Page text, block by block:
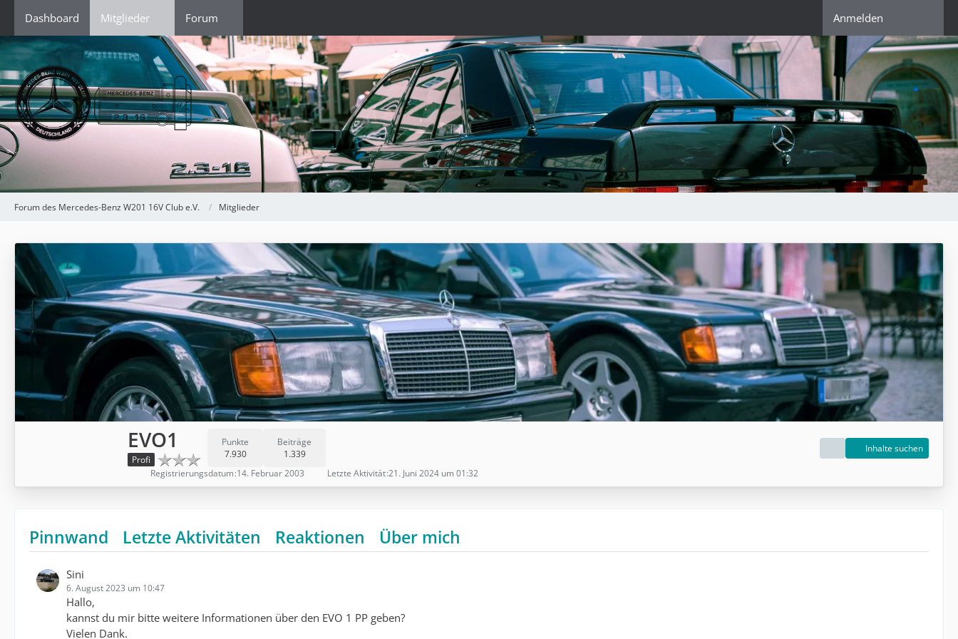
Dashboard Mitglieder Forum Anmelden
Forum des Mercedes-Benz W201 16V Club e.V. Mitglieder
EVO1
Profi
Punkte
7.930
Beiträge
1.339
Inhalte suchen
Registrierungsdatum 14. Februar 2003 Letzte Aktivität 21. Juni 2024 um 01:32
Pinnwand Letzte Aktivitäten Reaktionen Über mich
Sini
6. August 2023 um 10:47
Hallo,
kannst du mir bitte weitere Informationen über den EVO 1 PP geben?
Vielen Dank.